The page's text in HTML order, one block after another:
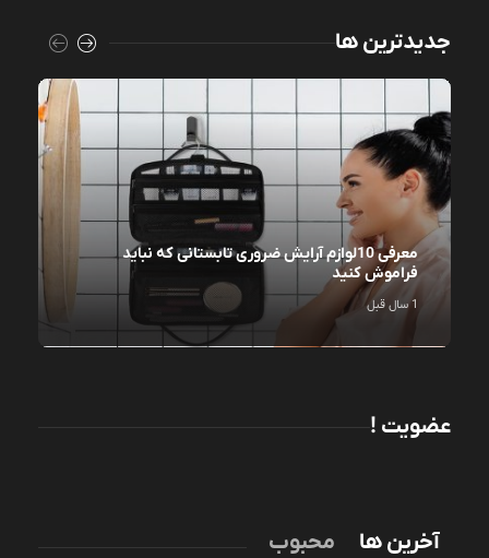
جدیدترین ها
معرفی 10لوازم آرایش ضروری تابستانی که نباید
فراموش کنید
1 سال قبل
عضویت !
آخرین ها محبوب